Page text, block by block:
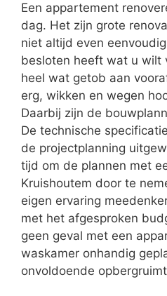
Een appartement
dag. Het zijn grote
niet altijd even
besloten heeft wat u wilt
heel wat getob aan
erg, wikken en wegen
Daarbij zijn de
De technische
de projectplanning
tijd om de plannen met
Kruishoutem door te
eigen ervaring
met het afgesproken
geen geval met een
waskamer onhandig
onvoldoende